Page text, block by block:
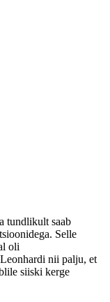
tundlikult saab
Selle
oli
nii palju, et
siiski kerge